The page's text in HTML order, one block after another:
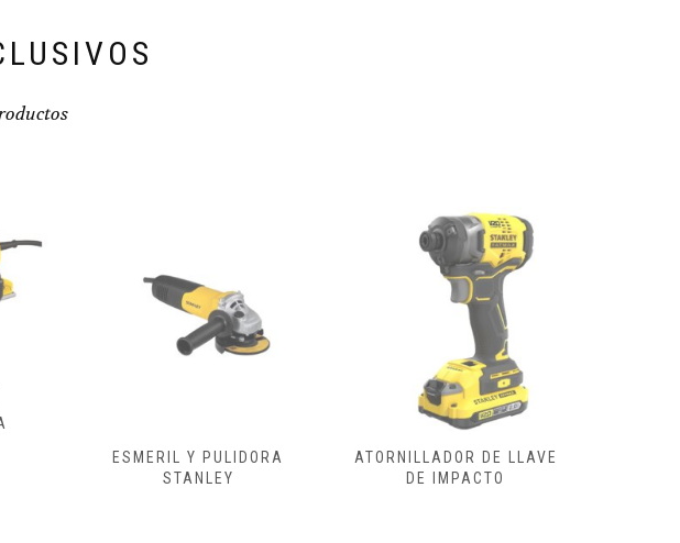
ATORNILLADOR DE LLAVE
DE IMPACTO
ATORNILLADOR ELECTRICO